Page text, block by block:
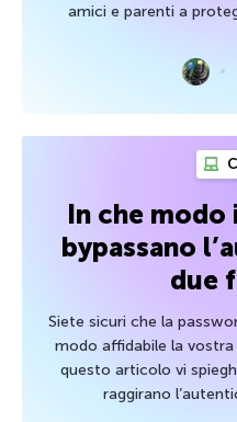
amici e parenti a
In che modo
bypassano
due
Siete sicuri che la
modo affidabile la
questo articolo vi
raggirano